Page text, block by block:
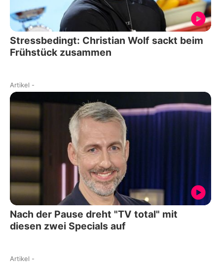
Stressbedingt: Christian Wolf sackt beim
Frühstück zusammen
Artikel -
Nach der Pause dreht "TV total" mit
diesen zwei Specials auf
Artikel -